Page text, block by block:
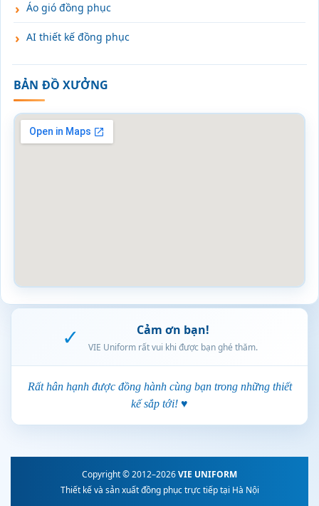
Áo gió đồng phục
AI thiết kế đồng phục
BẢN ĐỒ XƯỞNG
✓ Cảm ơn bạn!
VIE Uniform rất vui khi được bạn ghé thăm.
Rất hân hạnh được đồng hành cùng bạn trong những thiết
kế sắp tới! ♥
Copyright © 2012–2026VIE UNIFORM
Thiết kế và sản xuất đồng phục trực tiếp tại Hà Nội